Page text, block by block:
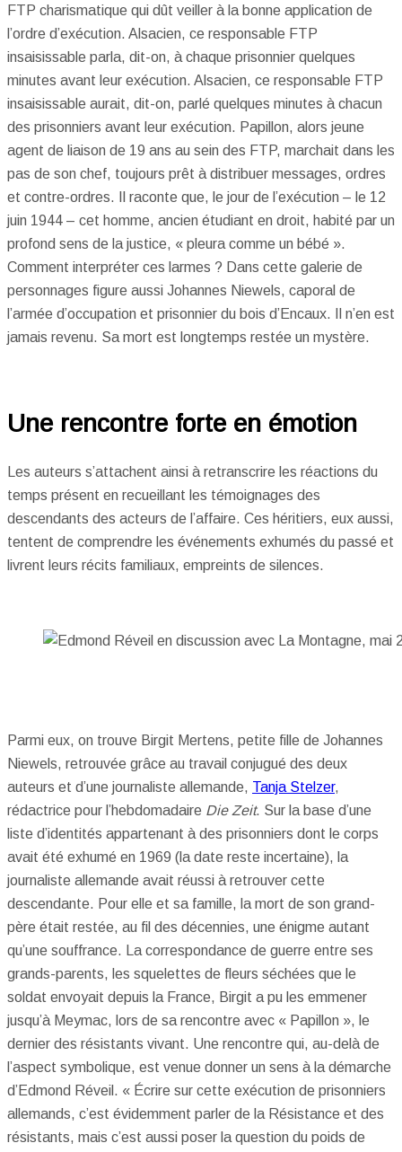
FTP charismatique qui dût veiller à la bonne application de
l’ordre d’exécution. Alsacien, ce responsable FTP
insaisissable parla, dit-on, à chaque prisonnier quelques
minutes avant leur exécution. Alsacien, ce responsable FTP
insaisissable aurait, dit-on, parlé quelques minutes à chacun
des prisonniers avant leur exécution. Papillon, alors jeune
agent de liaison de 19 ans au sein des FTP, marchait dans les
pas de son chef, toujours prêt à distribuer messages, ordres
et contre-ordres. Il raconte que, le jour de l’exécution – le 12
juin 1944 – cet homme, ancien étudiant en droit, habité par un
profond sens de la justice, « pleura comme un bébé ».
Comment interpréter ces larmes ? Dans cette galerie de
personnages figure aussi Johannes Niewels, caporal de
l’armée d’occupation et prisonnier du bois d’Encaux. Il n’en est
jamais revenu. Sa mort est longtemps restée un mystère.
Une rencontre forte en émotion
Les auteurs s’attachent ainsi à retranscrire les réactions du
temps présent en recueillant les témoignages des
descendants des acteurs de l’affaire. Ces héritiers, eux aussi,
tentent de comprendre les événements exhumés du passé et
livrent leurs récits familiaux, empreints de silences.
Parmi eux, on trouve Birgit Mertens, petite fille de Johannes
Niewels, retrouvée grâce au travail conjugué des deux
auteurs et d’une journaliste allemande, Tanja Stelzer,
rédactrice pour l’hebdomadaire Die Zeit. Sur la base d’une
liste d’identités appartenant à des prisonniers dont le corps
avait été exhumé en 1969 (la date reste incertaine), la
journaliste allemande avait réussi à retrouver cette
descendante. Pour elle et sa famille, la mort de son grand-
père était restée, au fil des décennies, une énigme autant
qu’une souffrance. La correspondance de guerre entre ses
grands-parents, les squelettes de fleurs séchées que le
soldat envoyait depuis la France, Birgit a pu les emmener
jusqu’à Meymac, lors de sa rencontre avec « Papillon », le
dernier des résistants vivant. Une rencontre qui, au-delà de
l’aspect symbolique, est venue donner un sens à la démarche
d’Edmond Réveil. « Écrire sur cette exécution de prisonniers
allemands, c’est évidemment parler de la Résistance et des
résistants, mais c’est aussi poser la question du poids de